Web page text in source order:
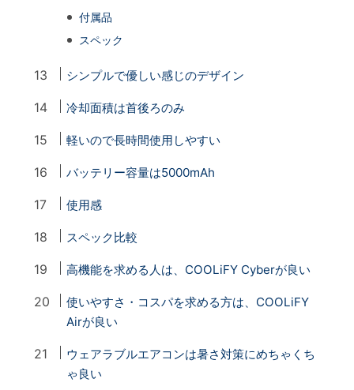
付属品
スペック
シンプルで優しい感じのデザイン
冷却面積は首後ろのみ
軽いので長時間使用しやすい
バッテリー容量は5000mAh
使用感
スペック比較
高機能を求める人は、COOLiFY Cyberが良い
使いやすさ・コスパを求める方は、COOLiFY
Airが良い
ウェアラブルエアコンは暑さ対策にめちゃくち
ゃ良い